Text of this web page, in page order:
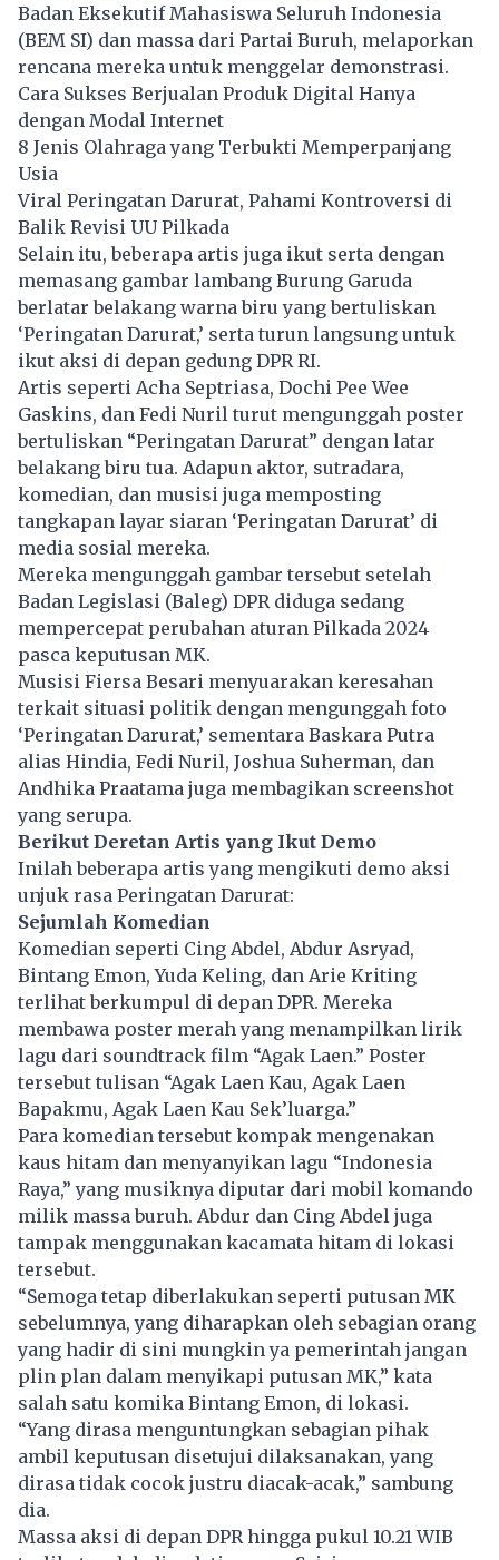
Badan Eksekutif Mahasiswa Seluruh Indonesia
(BEM SI) dan massa dari Partai Buruh, melaporkan
rencana mereka untuk menggelar demonstrasi.
Cara Sukses Berjualan Produk Digital Hanya
dengan Modal Internet
8 Jenis Olahraga yang Terbukti Memperpanjang
Usia
Viral Peringatan Darurat, Pahami Kontroversi di
Balik Revisi UU Pilkada
Selain itu, beberapa artis juga ikut serta dengan
memasang gambar lambang Burung Garuda
berlatar belakang warna biru yang bertuliskan
‘Peringatan Darurat,’ serta turun langsung untuk
ikut aksi di depan gedung DPR RI.
Artis seperti Acha Septriasa, Dochi Pee Wee
Gaskins, dan Fedi Nuril turut mengunggah poster
bertuliskan “Peringatan Darurat” dengan latar
belakang biru tua. Adapun aktor, sutradara,
komedian, dan musisi juga memposting
tangkapan layar siaran ‘Peringatan Darurat’ di
media sosial mereka.
Mereka mengunggah gambar tersebut setelah
Badan Legislasi (Baleg) DPR diduga sedang
mempercepat perubahan aturan Pilkada 2024
pasca keputusan MK.
Musisi Fiersa Besari menyuarakan keresahan
terkait situasi politik dengan mengunggah foto
‘Peringatan Darurat,’ sementara Baskara Putra
alias Hindia, Fedi Nuril, Joshua Suherman, dan
Andhika Praatama juga membagikan screenshot
yang serupa.
Berikut Deretan Artis yang Ikut Demo
Inilah beberapa artis yang mengikuti demo aksi
unjuk rasa Peringatan Darurat:
Sejumlah Komedian
Komedian seperti Cing Abdel, Abdur Asryad,
Bintang Emon, Yuda Keling, dan Arie Kriting
terlihat berkumpul di depan DPR. Mereka
membawa poster merah yang menampilkan lirik
lagu dari soundtrack film “Agak Laen.” Poster
tersebut tulisan “Agak Laen Kau, Agak Laen
Bapakmu, Agak Laen Kau Sek’luarga.”
Para komedian tersebut kompak mengenakan
kaus hitam dan menyanyikan lagu “Indonesia
Raya,” yang musiknya diputar dari mobil komando
milik massa buruh. Abdur dan Cing Abdel juga
tampak menggunakan kacamata hitam di lokasi
tersebut.
“Semoga tetap diberlakukan seperti putusan MK
sebelumnya, yang diharapkan oleh sebagian orang
yang hadir di sini mungkin ya pemerintah jangan
plin plan dalam menyikapi putusan MK,” kata
salah satu komika Bintang Emon, di lokasi.
“Yang dirasa menguntungkan sebagian pihak
ambil keputusan disetujui dilaksanakan, yang
dirasa tidak cocok justru diacak-acak,” sambung
dia.
Massa aksi di depan DPR hingga pukul 10.21 WIB